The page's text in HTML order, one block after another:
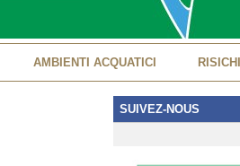
AMBIENTI ACQUATICI RISICHI
SUIVEZ-NOUS